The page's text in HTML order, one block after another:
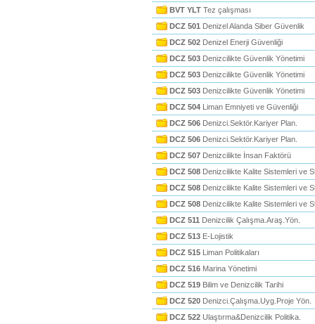
BVT YLT Tez çalışması
DCZ 501 Denizel Alanda Siber Güvenlik
DCZ 502 Denizel Enerji Güvenliği
DCZ 503 Denizcilikte Güvenlik Yönetimi
DCZ 503 Denizcilikte Güvenlik Yönetimi
DCZ 503 Denizcilikte Güvenlik Yönetimi
DCZ 504 Liman Emniyeti ve Güvenliği
DCZ 506 Denizci.Sektör.Kariyer Plan.
DCZ 506 Denizci.Sektör.Kariyer Plan.
DCZ 507 Denizcilikte İnsan Faktörü
DCZ 508 Denizcilikte Kalite Sistemleri ve
DCZ 508 Denizcilikte Kalite Sistemleri ve
DCZ 508 Denizcilikte Kalite Sistemleri ve
DCZ 511 Denizcilik Çalışma.Araş.Yön.
DCZ 513 E-Lojistik
DCZ 515 Liman Politikaları
DCZ 516 Marina Yönetimi
DCZ 519 Bilim ve Denizcilik Tarihi
DCZ 520 Denizci.Çalışma.Uyg.Proje Yön.
DCZ 522 Ulaştırma&Denizcilik Politika.